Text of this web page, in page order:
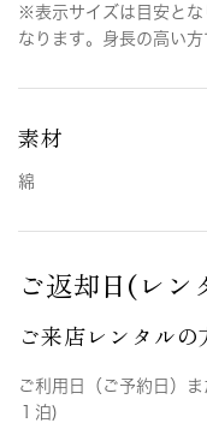
※表示サイズは目安とな
なります。身長の高い
素材
綿
ご返却日(レン
ご来店レンタルの
ご利用日（ご予約日）ま
１泊)